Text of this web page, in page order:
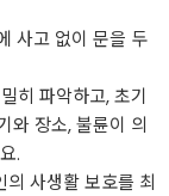
사고 없이 문을 두
히 파악하고, 초기
와 장소, 불륜이 의
.
사생활 보호를 최